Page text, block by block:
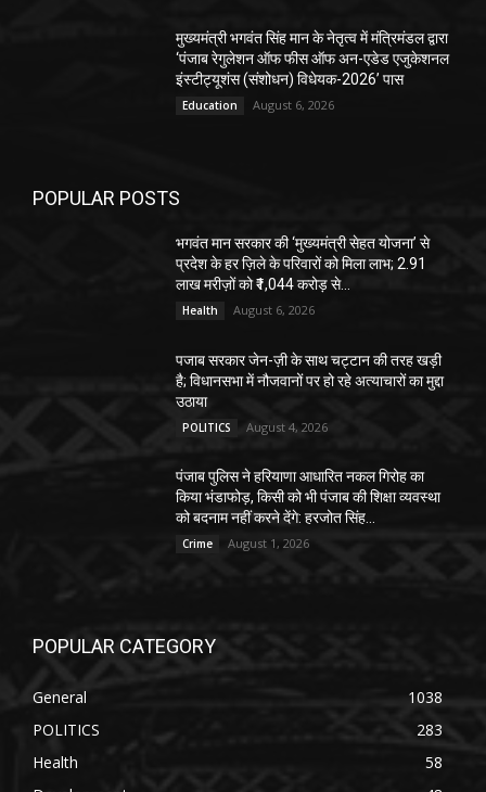
मुख्यमंत्री भगवंत सिंह मान के नेतृत्व में मंत्रिमंडल द्वारा
‘पंजाब रेगुलेशन ऑफ फीस ऑफ अन-एडेड एजुकेशनल
इंस्टीट्यूशंस (संशोधन) विधेयक-2026’ पास
Education August 6, 2026
POPULAR POSTS
भगवंत मान सरकार की ‘मुख्यमंत्री सेहत योजना’ से
प्रदेश के हर ज़िले के परिवारों को मिला लाभ; 2.91
लाख मरीज़ों को ₹1,044 करोड़ से...
Health August 6, 2026
पजाब सरकार जेन-ज़ी के साथ चट्टान की तरह खड़ी
है; विधानसभा में नौजवानों पर हो रहे अत्याचारों का मुद्दा
उठाया
POLITICS August 4, 2026
पंजाब पुलिस ने हरियाणा आधारित नकल गिरोह का
किया भंडाफोड़, किसी को भी पंजाब की शिक्षा व्यवस्था
को बदनाम नहीं करने देंगे: हरजोत सिंह...
Crime August 1, 2026
POPULAR CATEGORY
General
1038
POLITICS
283
Health
58